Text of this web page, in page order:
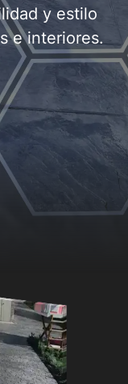
y estilo
e interiores.